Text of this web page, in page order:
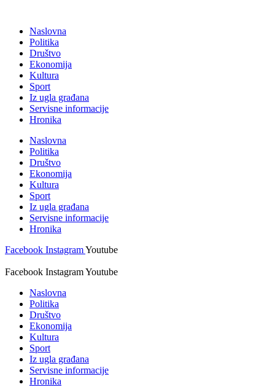
sadržajNaslovna
Politika
Društvo
Ekonomija
Kultura
Sport
Iz ugla građana
Servisne informacije
Hronika
Naslovna
Politika
Društvo
Ekonomija
Kultura
Sport
Iz ugla građana
Servisne informacije
Hronika
Facebook InstagramYoutube
Facebook InstagramYoutube
Naslovna
Politika
Društvo
Ekonomija
Kultura
Sport
Iz ugla građana
Servisne informacije
Hronika